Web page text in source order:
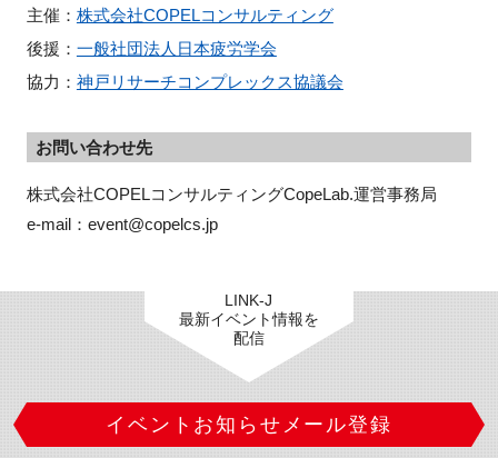
主催： 株式会社COPELコンサルティング
後援： 一般社団法人日本疲労学会
協力： 神戸リサーチコンプレックス協議会
お問い合わせ先
株式会社COPELコンサルティングCopeLab.運営事務局
e-mail：event@copelcs.jp
LINK-J
最新イベント情報を
配信
イベントお知らせメール登録